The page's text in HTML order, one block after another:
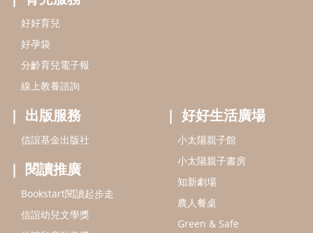
好好育兒
好孕袋
分齡育兒電子報
線上教養諮詢
出版服務
信誼基金出版社
閱讀推廣
Bookstart閱讀起步走
信誼幼兒文學獎
好好生活廣場
小太陽親子館
小太陽親子書房
知新劇場
農人餐桌
Green & Safe